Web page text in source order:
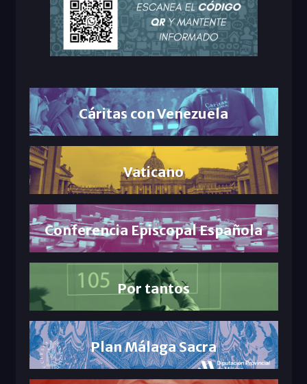
Cáritas con Venezuela
Vaticano
Conferencia Episcopal Española
Por tantos
Plan Málaga Sacra